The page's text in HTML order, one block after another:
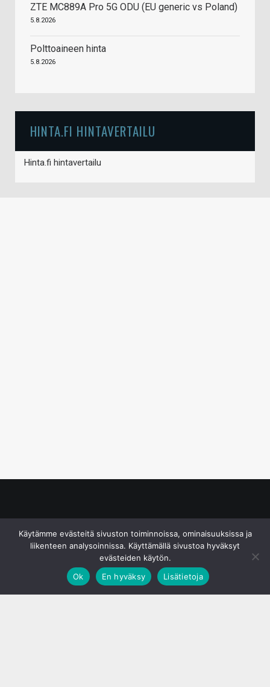
ZTE MC889A Pro 5G ODU (EU generic vs Poland)
5.8.2026
Polttoaineen hinta
5.8.2026
HINTA.FI HINTAVERTAILU
Hinta.fi hintavertailu
Käytämme evästeitä sivuston toiminnoissa, ominaisuuksissa ja
liikenteen analysoinnissa. Käyttämällä sivustoa hyväksyt
evästeiden käytön.
Ok
En hyväksy Lisätietoja